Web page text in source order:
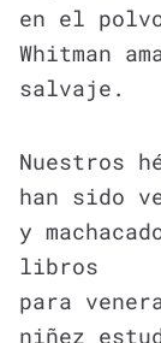
en el
Whitman
salvaje.
Nuestros
han sido
y
libros
para
niñez